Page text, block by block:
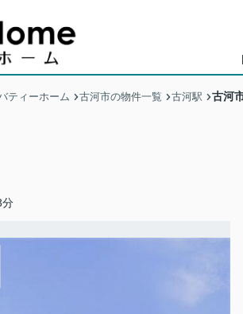
ティーホーム 古河市の物件一覧 古河駅 古河
分